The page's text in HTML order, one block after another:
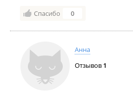
Спасибо 0
Анна
Отзывов 1